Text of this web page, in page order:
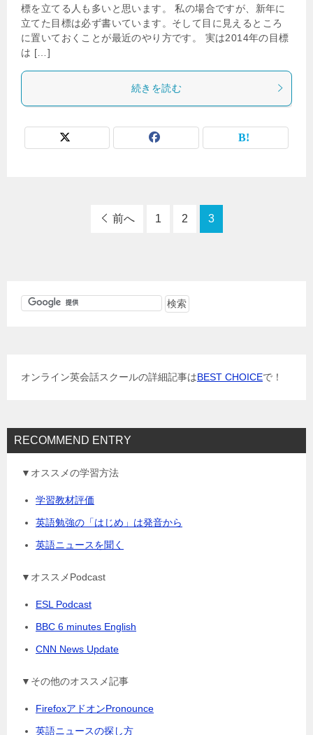
標を立てる人も多いと思います。 私の場合ですが、新年に
立てた目標は必ず書いています。そして目に見えるところ
に置いておくことが最近のやり方です。 実は2014年の目標
は […]
続きを読む
前へ 1 2 3
オンライン英会話スクールの詳細記事はBEST CHOICEで！
RECOMMEND ENTRY
▼オススメの学習方法
学習教材評価
英語勉強の「はじめ」は発音から
英語ニュースを聞く
▼オススメPodcast
ESL Podcast
BBC 6 minutes English
CNN News Update
▼その他のオススメ記事
FirefoxアドオンPronounce
英語ニュースの探し方